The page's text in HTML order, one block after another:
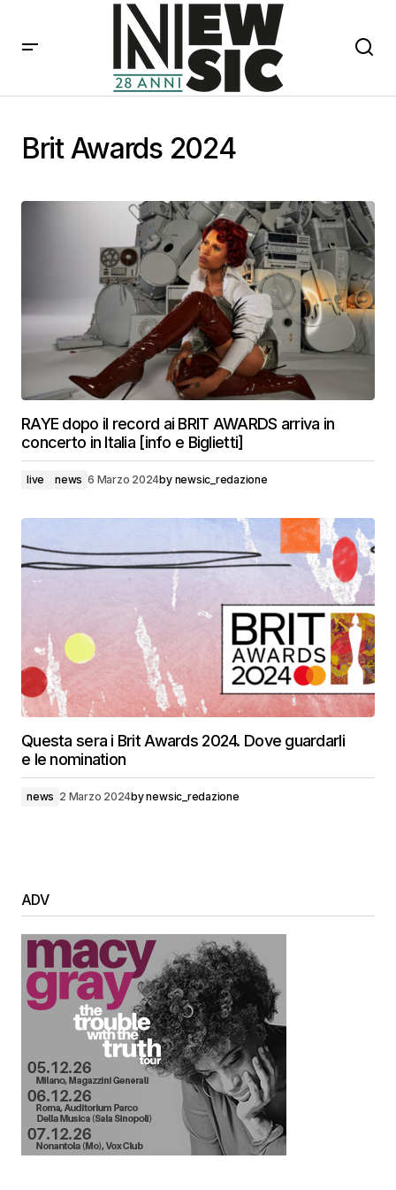
Brit Awards 2024
RAYE dopo il record ai BRIT AWARDS arriva in
concerto in Italia [info e Biglietti]
live news 6 Marzo 2024by newsic_redazione
Questa sera i Brit Awards 2024. Dove guardarli
e le nomination
news 2 Marzo 2024bynewsic_redazione
ADV